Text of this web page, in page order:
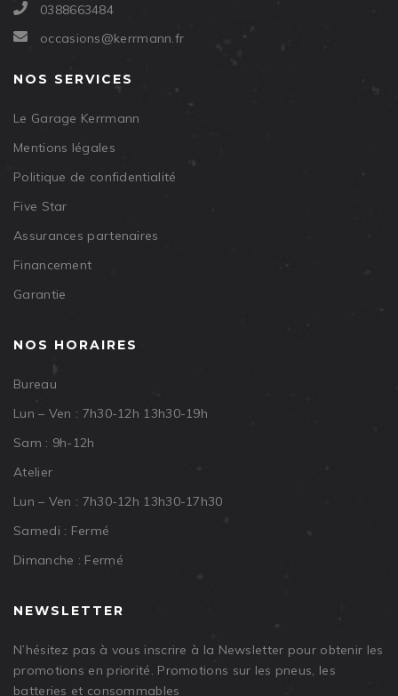
0388663484
occasions@kerrmann.fr
NOS SERVICES
Le Garage Kerrmann
Mentions légales
Politique de confidentialité
Five Star
Assurances partenaires
Financement
Garantie
NOS HORAIRES
Bureau
Lun – Ven : 7h30-12h 13h30-19h
Sam : 9h-12h
Atelier
Lun – Ven : 7h30-12h 13h30-17h30
Samedi : Fermé
Dimanche : Fermé
NEWSLETTER
N’hésitez pas à vous inscrire à la Newsletter pour obtenir les
promotions en priorité. Promotions sur les pneus, les
batteries et consommables